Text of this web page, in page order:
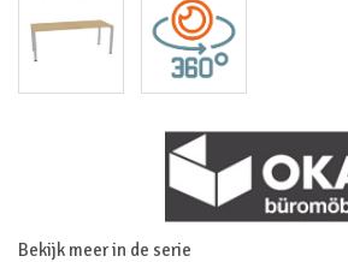
Bekijk meer in de serie